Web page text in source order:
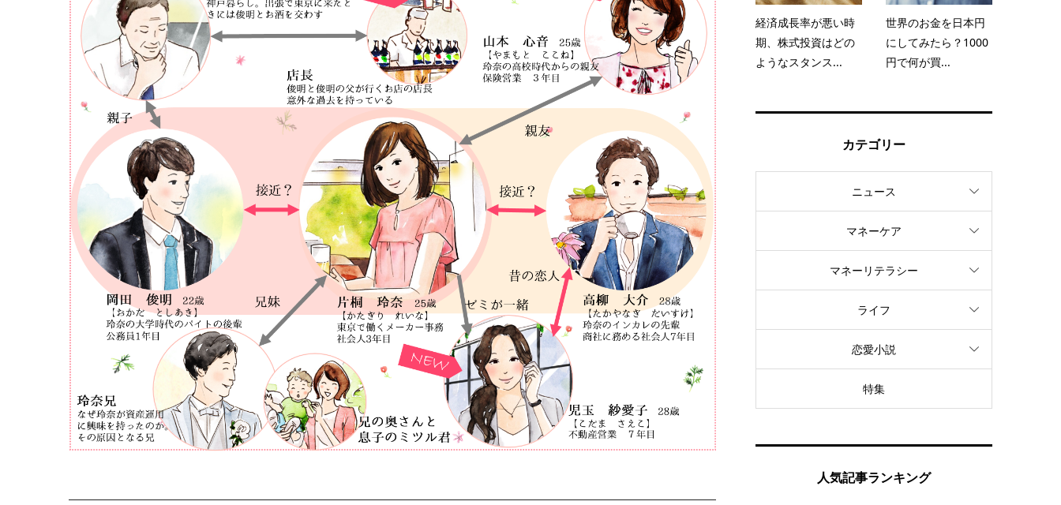
経済成長率が悪い時
期、株式投資はどの
ようなスタンス...
世界のお金を日本円
にしてみたら？1000
円で何が買...
カテゴリー
ニュース
マネーケア
マネーリテラシー
ライフ
恋愛小説
特集
人気記事ランキング